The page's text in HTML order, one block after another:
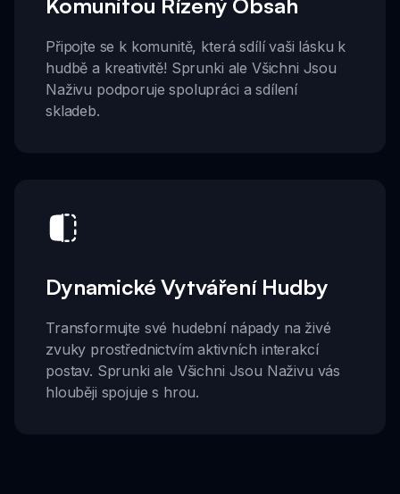
Komunitou Řízený Obsah
Připojte se k komunitě, která sdílí vaši lásku k
hudbě a kreativitě! Sprunki ale Všichni Jsou
Naživu podporuje spolupráci a sdílení
skladeb.
Dynamické Vytváření Hudby
Transformujte své hudební nápady na živé
zvuky prostřednictvím aktivních interakcí
postav. Sprunki ale Všichni Jsou Naživu vás
hlouběji spojuje s hrou.